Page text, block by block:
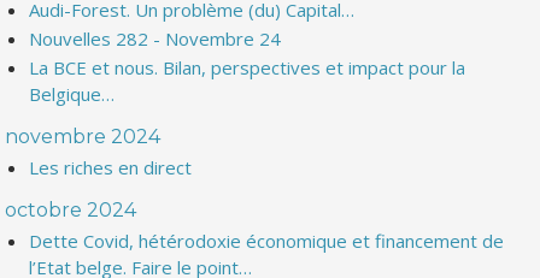
Audi-Forest. Un problème (du) Capital…
Nouvelles 282 - Novembre 24
La BCE et nous. Bilan, perspectives et impact pour la
Belgique…
novembre 2024
Les riches en direct
octobre 2024
Dette Covid, hétérodoxie économique et financement de
l’Etat belge. Faire le point…